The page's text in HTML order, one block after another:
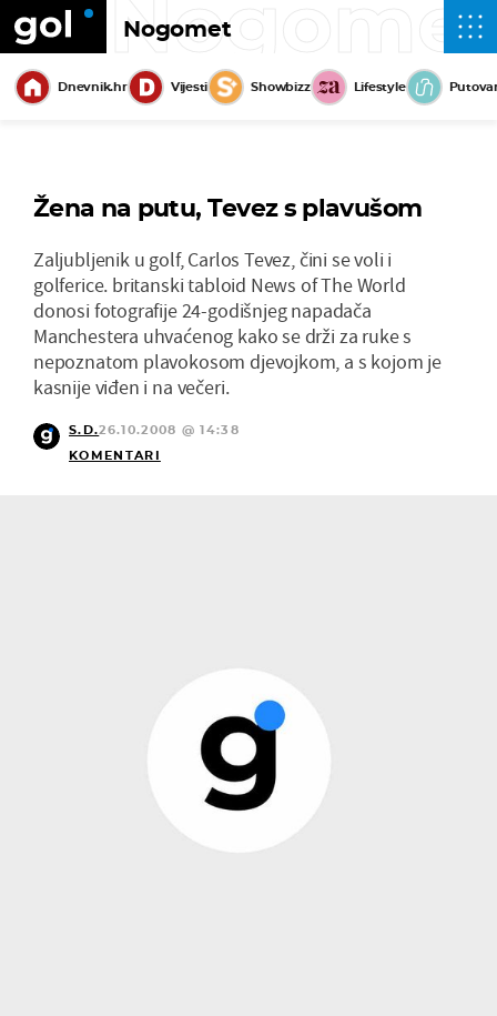
Nogomet
Dnevnik.hr Vijesti Showbizz Lifestyle
Žena na putu, Tevez s plavušom
Zaljubljenik u golf, Carlos Tevez, čini se voli i
golferice. britanski tabloid News of The World
donosi fotografije 24-godišnjeg napadača
Manchestera uhvaćenog kako se drži za ruke s
nepoznatom plavokosom djevojkom, a s kojom je
kasnije viđen i na večeri.
S.D.26.10.2008 @ 14:38
KOMENTARI